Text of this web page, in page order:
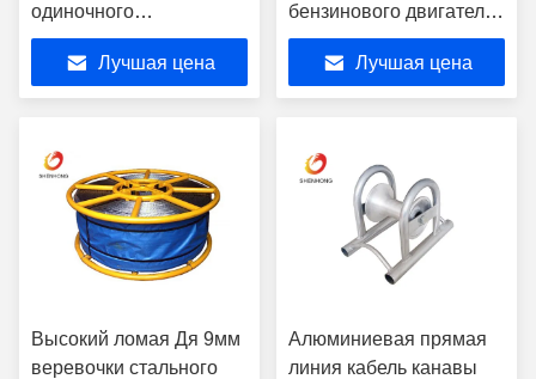
одиночного
приведенный в
действие для
вытягивать веревочки
Лучшая цена
бензинового двигателя
воздушного
охлаждения 3 тонн
более быстрого
действие,
сверхмощный ворот
Лучшая цена
Высокий ломая Дя 9мм
веревочки стального
Алюминиевая прямая
линия кабель канавы